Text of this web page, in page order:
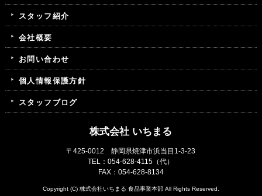
スタッフ紹介
会社概要
お問い合わせ
個人情報保護方針
スタッフブログ
株式会社 いちまる
〒425-0012 静岡県焼津市浜当目1-3-23
TEL：054-628-4115 （代）
FAX：054-628-8134
Copyright (C) 株式会社いちまる 食品事業本部All Rights Reserved.